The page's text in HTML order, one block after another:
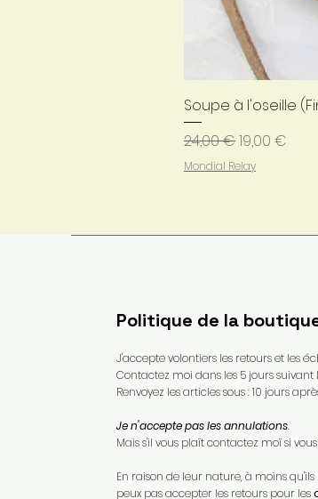
Soupe à l'oseille
Prix original
24,00 €Prix
19,00 €
Mondial Relay
Politique de la
J'accepte volontiers les retours et les
Contactez moi dans les 5 jours suivant
Renvoyez les articles sous : 10 jours
Je n'accepte pas les annulations.
Mais s'il vous plaît contactez moï si
En raison de leur nature, à moins
peux pas accepter les retours pour les